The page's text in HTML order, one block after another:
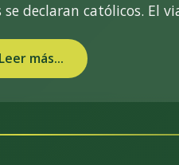
declaran católicos. El
Leer más...